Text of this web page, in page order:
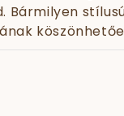
Bármilyen